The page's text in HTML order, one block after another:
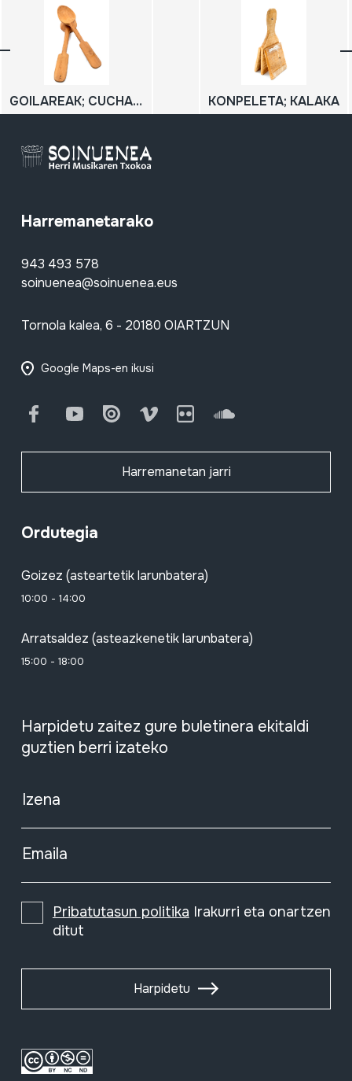
GOILAREAK; CUCHARAS KONPELETA; KALAKA
Harremanetarako
943 493 578
soinuenea@soinuenea.eus
Tornola kalea, 6 - 20180 OIARTZUN
Google Maps-en ikusi
FacebookYoutube Issuu Vimeo Flickr SoundCloud
Harremanetan jarri
Ordutegia
Goizez (asteartetik larunbatera)
10:00 - 14:00
Arratsaldez (asteazkenetik larunbatera)
15:00 - 18:00
Harpidetu zaitez gure buletinera ekitaldi
guztien berri izateko
Izena
Emaila
Pribatutasun politika Irakurri eta onartzen
ditut
Harpidetu